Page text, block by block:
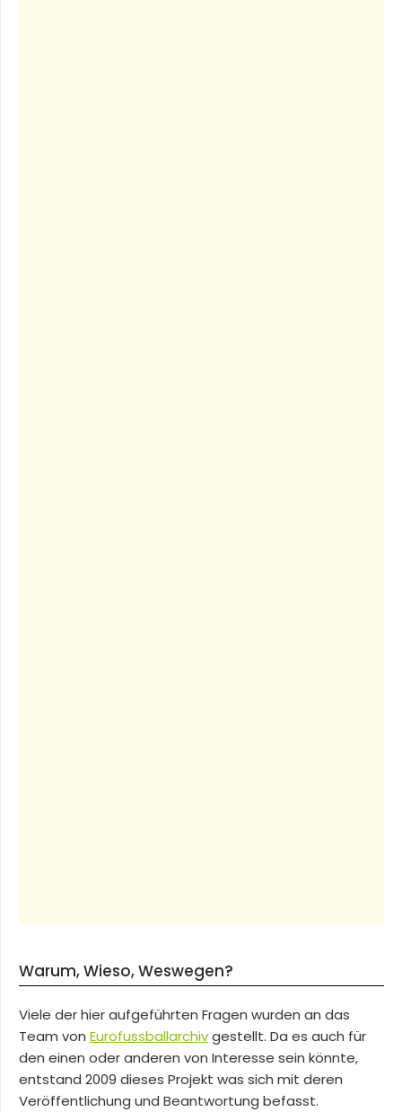
Warum, Wieso, Weswegen?
Viele der hier aufgeführten Fragen wurden an das
Team von Eurofussballarchivgestellt. Da es auch für
den einen oder anderen von Interesse sein könnte,
entstand 2009 dieses Projekt was sich mit deren
Veröffentlichung und Beantwortung befasst.